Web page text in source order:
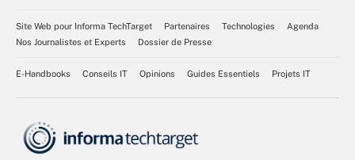
Site Web pour Informa TechTarget Partenaires Technologies
Agenda
Nos Journalistes et Experts
Dossier de Presse
E-Handbooks Conseils IT Opinions Guides Essentiels Projets IT